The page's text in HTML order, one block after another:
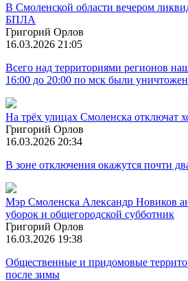
В Смоленской области вечером
БПЛА
Григорий Орлов
16.03.2026 21:05
Всего над территориями регионов
16:00 до 20:00 по мск были
На трёх улицах Смоленска отключат
Григорий Орлов
16.03.2026 20:34
В зоне отключения окажутся почти
Мэр Смоленска Александр Новиков
уборок и общегородской субботник
Григорий Орлов
16.03.2026 19:38
Общественные и придомовые
после зимы